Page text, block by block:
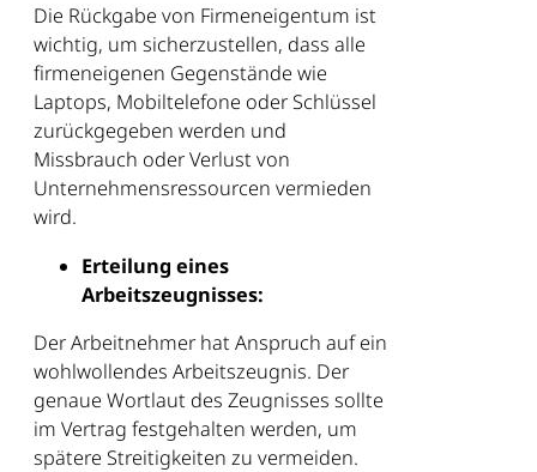
Die Rückgabe von Firmeneigentum ist
wichtig, um sicherzustellen, dass alle
firmeneigenen Gegenstände wie
Laptops, Mobiltelefone oder Schlüssel
zurückgegeben werden und
Missbrauch oder Verlust von
Unternehmensressourcen vermieden
wird.
Erteilung eines
Arbeitszeugnisses:
Der Arbeitnehmer hat Anspruch auf ein
wohlwollendes Arbeitszeugnis. Der
genaue Wortlaut des Zeugnisses sollte
im Vertrag festgehalten werden, um
spätere Streitigkeiten zu vermeiden.